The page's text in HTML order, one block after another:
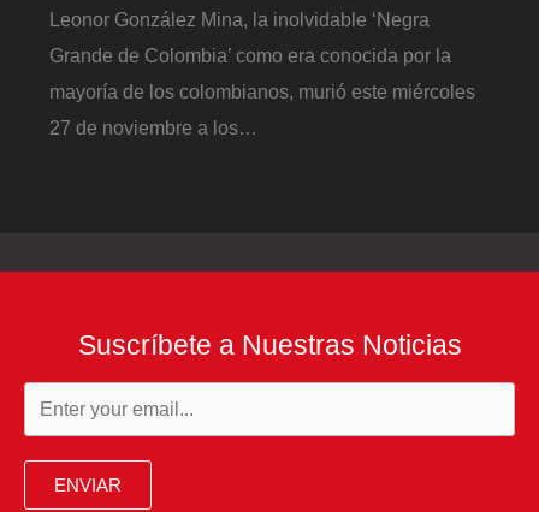
Leonor González Mina, la inolvidable ‘Negra
Grande de Colombia’ como era conocida por la
mayoría de los colombianos, murió este miércoles
27 de noviembre a los…
Suscríbete a Nuestras Noticias
ENVIAR